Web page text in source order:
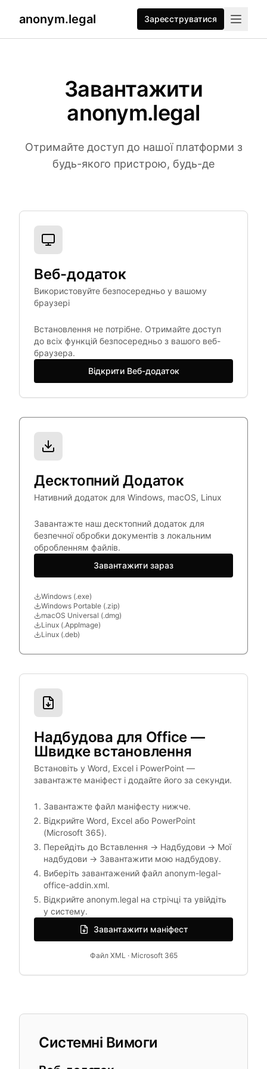
anonym.legal Зареєструватися
Завантажити
anonym.legal
Отримайте доступ до нашої платформи з
будь-якого пристрою, будь-де
Доступні платформи
Веб-додаток
Використовуйте безпосередньо у вашому
браузері
Встановлення не потрібне. Отримайте доступ
до всіх функцій безпосередньо з вашого веб-
браузера.
Відкрити Веб-додаток
Десктопний Додаток
Нативний додаток для Windows, macOS, Linux
Завантажте наш десктопний додаток для
безпечної обробки документів з локальним
обробленням файлів.
Завантажити зараз
Windows (.exe)
Windows Portable (.zip)
macOS Universal (.dmg)
Linux (.AppImage)
Linux (.deb)
Надбудова для Office —
Швидке встановлення
Встановіть у Word, Excel і PowerPoint —
завантажте маніфест і додайте його за секунди.
Завантажте файл маніфесту нижче.
Відкрийте Word, Excel або PowerPoint
(Microsoft 365).
Перейдіть до Вставлення → Надбудови → Мої
надбудови → Завантажити мою надбудову.
Виберіть завантажений файл anonym-legal-
office-addin.xml.
Відкрийте anonym.legal на стрічці та увійдіть
у систему.
Завантажити маніфест
Файл XML · Microsoft 365
Системні Вимоги